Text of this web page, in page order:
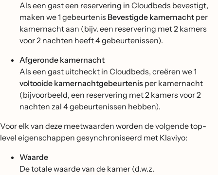
Als een gast een reservering in Cloudbeds bevestigt,
maken we 1 gebeurtenis Bevestigde kamernacht per
kamernacht aan (bijv. een reservering met 2 kamers
voor 2 nachten heeft 4 gebeurtenissen).
Afgeronde kamernacht
Als een gast uitcheckt in Cloudbeds, creëren we 1
voltooide kamernachtgebeurtenis per kamernacht
(bijvoorbeeld, een reservering met 2 kamers voor 2
nachten zal 4 gebeurtenissen hebben).
Voor elk van deze meetwaarden worden de volgende top-
level eigenschappen gesynchroniseerd met Klaviyo:
Waarde
De totale waarde van de kamer (d.w.z.